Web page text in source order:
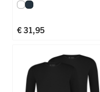
Regular Fit
WitNavy
€ 31,95